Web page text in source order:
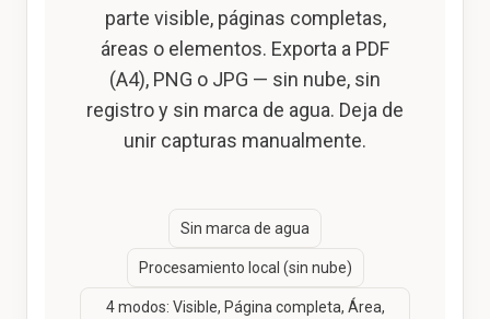
parte visible, páginas completas,
áreas o elementos. Exporta a PDF
(A4), PNG o JPG — sin nube, sin
registro y sin marca de agua. Deja de
unir capturas manualmente.
Sin marca de agua
Procesamiento local (sin nube)
4 modos: Visible, Página completa, Área,